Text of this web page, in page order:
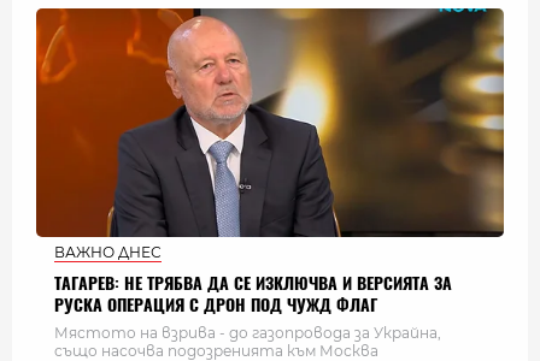
ВАЖНО ДНЕС
ТАГАРЕВ: НЕ ТРЯБВА ДА СЕ ИЗКЛЮЧВА И ВЕРСИЯТА ЗА
РУСКА ОПЕРАЦИЯ С ДРОН ПОД ЧУЖД ФЛАГ
Мястото на взрива - до газопровода за Украйна,
също насочва подозренията към Москва